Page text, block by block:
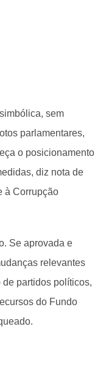
sem
parlamentares,
o posicionamento
diz nota de
à Corrupção
Se aprovada e
relevantes
partidos políticos,
do Fundo